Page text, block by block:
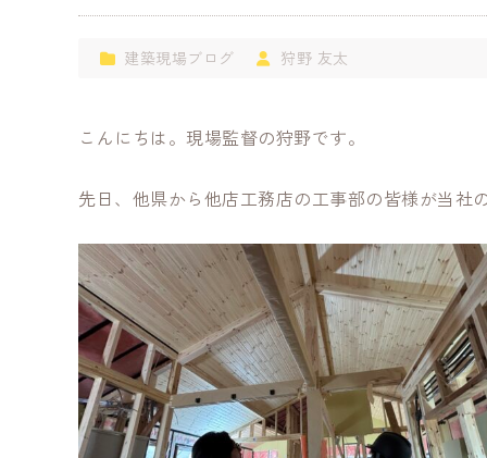
建築現場ブログ 狩野 友太
こんにちは。現場監督の狩野です。
先日、他県から他店工務店の工事部の皆様が当